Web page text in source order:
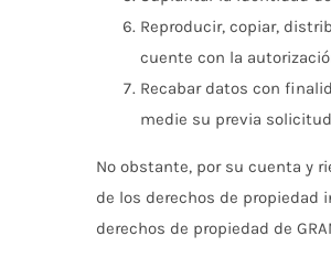
Reproducir, copiar,
cuente con la
Recabar datos con
medie su previa
No obstante, por su cuenta y
de los derechos de propiedad
derechos de propiedad de